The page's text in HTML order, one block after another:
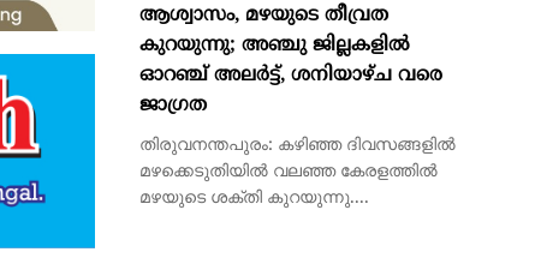
ആശ്വാസം, മഴയുടെ തീവ്രത
കുറയുന്നു; അഞ്ചു ജില്ലകളില്‍
ഓറഞ്ച് അലർട്ട്, ശനിയാഴ്ച വരെ
ജാഗ്രത
തിരുവനന്തപുരം: കഴിഞ്ഞ ദിവസങ്ങളില്‍
മഴക്കെടുതിയില്‍ വലഞ്ഞ കേരളത്തില്‍
മഴയുടെ ശക്തി കുറയുന്നു....